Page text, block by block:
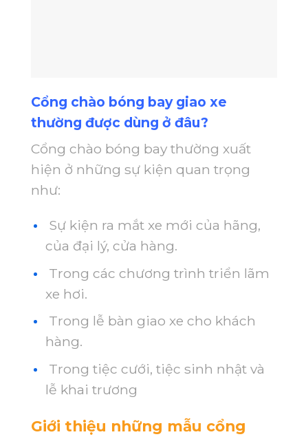
Cổng chào bóng bay giao xe
thường được dùng ở đâu?
Cổng chào bóng bay thường xuất
hiện ở những sự kiện quan trọng
như:
Sự kiện ra mắt xe mới của hãng,
của đại lý, cửa hàng.
Trong các chương trình triển lãm
xe hơi.
Trong lễ bàn giao xe cho khách
hàng.
Trong tiệc cưới, tiệc sinh nhật và
lễ khai trương
Giới thiệu những mẫu cổng